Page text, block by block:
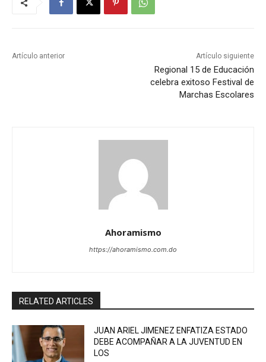
Artículo anterior Artículo siguiente
Regional 15 de Educación
celebra exitoso Festival de
Marchas Escolares
Ahoramismo
https://ahoramismo.com.do
RELATED ARTICLES
JUAN ARIEL JIMENEZ ENFATIZA ESTADO
DEBE ACOMPAÑAR A LA JUVENTUD EN
LOS